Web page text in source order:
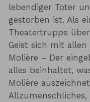
lebendiger Toter
gestorben ist. Als
Theatertruppe
Geist sich mit
Molière – Der
alles beinhaltet,
Molière